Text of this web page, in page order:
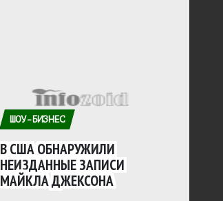
ШОУ-БИЗНЕС
В США ОБНАРУЖИЛИ
НЕИЗДАННЫЕ ЗАПИСИ
МАЙКЛА ДЖЕКСОНА